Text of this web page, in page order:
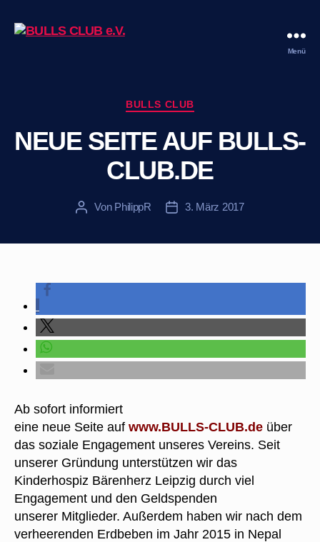
Menü
Kategorien
BULLS CLUB
NEUE SEITE AUF BULLS-
CLUB.DE
Beitragsautor
Von PhilippR Veröffentlichungsdatum
3. März 2017
Ab sofort informiert
eine neue Seite auf www.BULLS-CLUB.de über
das soziale Engagement unseres Vereins. Seit
unserer Gründung unterstützen wir das
Kinderhospiz Bärenherz Leipzig durch viel
Engagement und den Geldspenden
unserer Mitglieder. Außerdem haben wir nach dem
verheerenden Erdbeben im Jahr 2015 in Nepal